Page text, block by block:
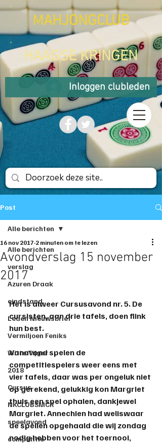
MAHJONGCLUB
HAAGSE KRINGEN
Inloggen clubleden
Post
Alle berichten
verslag
Azuren Draak
eindstand
Leden Nieuwsbrief
Vermiljoen Feniks
Witte Tijger
2018
Cursus
NKCLUBSMCR
speelavond
competitie
Alle berichten
Avondverslag 15 november
2017
16 nov 2017 2 minuten om te lezen
Het is alweer Cursusavond nr. 5. De
cursisten, aan drie tafels, doen flink
hun best.
Vanavond spelen de
competitiespelers weer eens met
vier tafels, daar was per ongeluk niet
op gerekend, gelukkig kon Margriet
thuis een spel ophalen, dankjewel
Margriet. Annechien had weliswaar
de spellen opgehaald die wij zondag
nodig hebben voor het toernooi,